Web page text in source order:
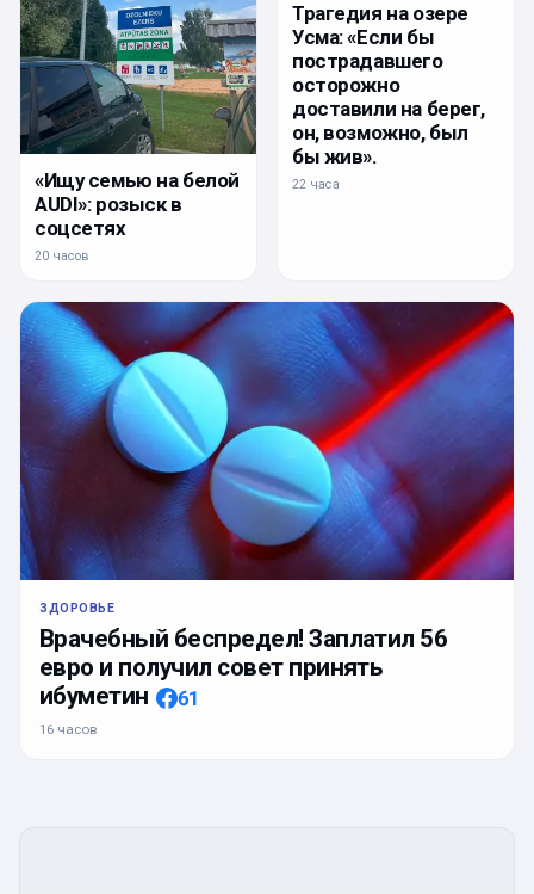
«Ищу семью на белой
AUDI»: розыск в
соцсетях
20 часов
Трагедия на озере
Усма: «Если бы
пострадавшего
осторожно
доставили на берег,
он, возможно, был
бы жив».
22 часа
ЗДОРОВЬЕ
Врачебный беспредел! Заплатил 56
евро и получил совет принять
ибуметин
61
16 часов